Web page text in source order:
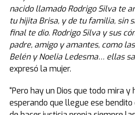
nacido llamado Rodrigo Silva te
tu hijita Brisa, y de tu familia, sin
final te dio. Rodrigo Silva y sus
padre, amigo y amantes, como
Belén y Noelia Ledesma… ellas
expresó la mujer.
“Pero hay un Dios que todo mira y
esperando que llegue ese bendito